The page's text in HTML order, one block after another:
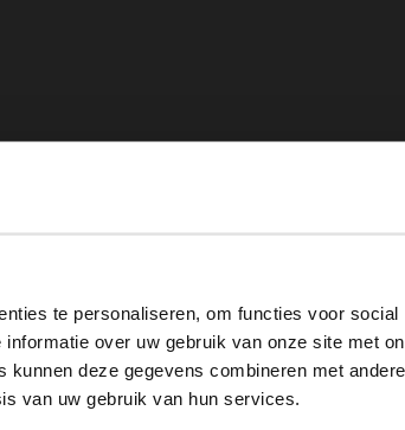
te personaliseren, om functies voor
over uw gebruik van onze site met
deze gegevens combineren met
van uw gebruik van hun services.
language isn't Dutch. Would you like to